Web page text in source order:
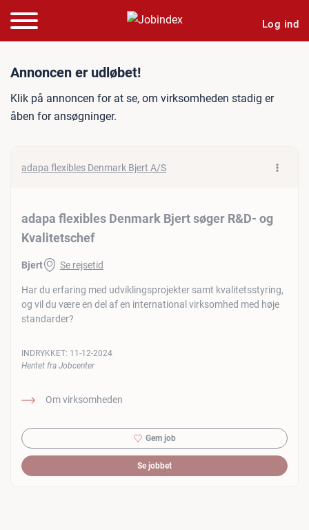
Log ind
Jobannonce: adapa
Annoncen er udløbet!
Klik på annoncen for at se, om virksomheden stadig er
åben for ansøgninger.
adapa flexibles Denmark Bjert A/S
adapa flexibles Denmark Bjert søger R&D- og
Kvalitetschef
Bjert Se rejsetid
Har du erfaring med udviklingsprojekter samt kvalitetsstyring,
og vil du være en del af en international virksomhed med høje
standarder?
Om virksomheden
INDRYKKET: 11-12-2024
Hentet fra Jobcenter
Gem job
Se jobbet